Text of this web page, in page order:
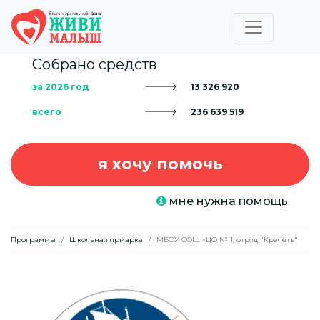
Собрано средств
за 2026 год 13 326 920
всего 236 639 519
я хочу помочь
мне нужна помощь
Программы Школьная ярмарка МБОУ СОШ «ЦО № 1, отряд "Кречетъ"